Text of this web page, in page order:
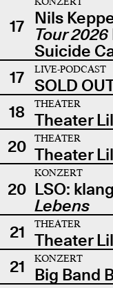
17 Nils
Tour 2026
Suicide
17
LIVE-PODCAST
SOLD
18
THEATER
Theater
20
THEATER
Theater
20
KONZERT
LSO:
Lebens
21
THEATER
Theater
21
KONZERT
Big Band